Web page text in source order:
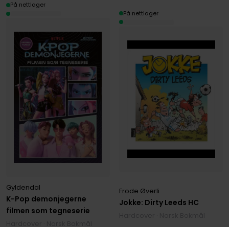
K-Pop demonjegerne
filmen som tegneserie
Gyldendal
På nettlager
Jokke: Dirty Leeds HC
Frode Øverli
På nettlager